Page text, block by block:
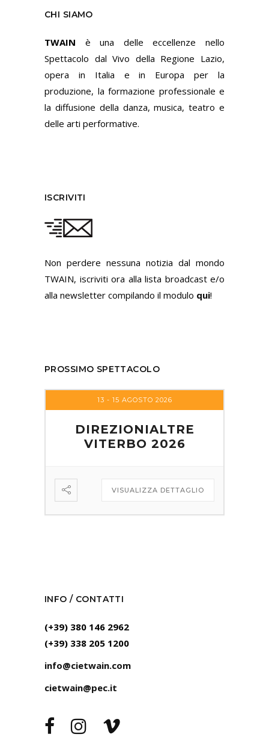
CHI SIAMO
TWAIN è una delle eccellenze nello
Spettacolo dal Vivo della Regione Lazio,
opera in Italia e in Europa per la
produzione, la formazione professionale e
la diffusione della danza, musica, teatro e
delle arti performative.
ISCRIVITI
Non perdere nessuna notizia dal mondo
TWAIN, iscriviti ora alla lista broadcast e/o
alla newsletter compilando il modulo qui!
PROSSIMO SPETTACOLO
13 - 15 AGOSTO 2026
DIREZIONIALTRE
VITERBO 2026
VISUALIZZA DETTAGLIO
INFO / CONTATTI
(+39) 380 146 2962
(+39) 338 205 1200
info@cietwain.com
cietwain@pec.it